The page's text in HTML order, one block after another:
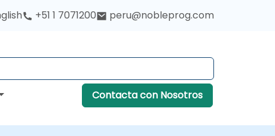
+51 1 7071200 peru@nobleprog.com
Contacta con Nosotros